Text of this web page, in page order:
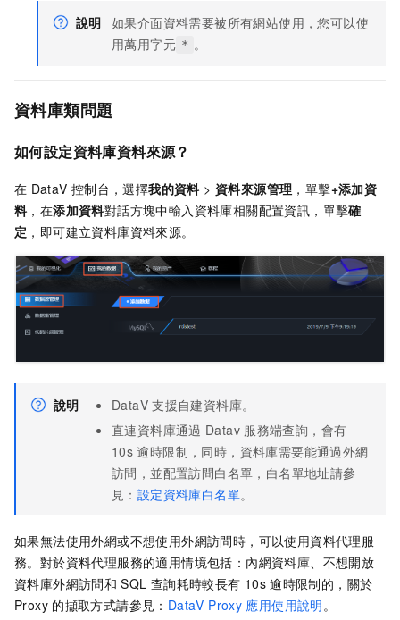
說明 如果介面資料需要被所有網站使用，您可以使
用萬用字元 * 。
資料庫類問題
如何設定資料庫資料來源？
在 DataV 控制台，選擇我的資料> 資料來源管理 ，單擊+添加資
料，在添加資料對話方塊中輸入資料庫相關配置資訊，單擊確
定 ，即可建立資料庫資料來源。
說明 DataV 支援自建資料庫。
直連資料庫通過 Datav 服務端查詢，會有
10s 逾時限制，同時，資料庫需要能通過外網
訪問，並配置訪問白名單，白名單地址請參
見： 設定資料庫白名單。
如果無法使用外網或不想使用外網訪問時，可以使用資料代理服
務。對於資料代理服務的適用情境包括：內網資料庫、不想開放
資料庫外網訪問和 SQL 查詢耗時較長有 10s 逾時限制的，關於
Proxy 的擷取方式請參見： DataV Proxy 應用使用說明 。